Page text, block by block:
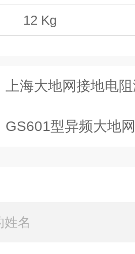
12 Kg
上海大地网接地电
GS601型异频大地